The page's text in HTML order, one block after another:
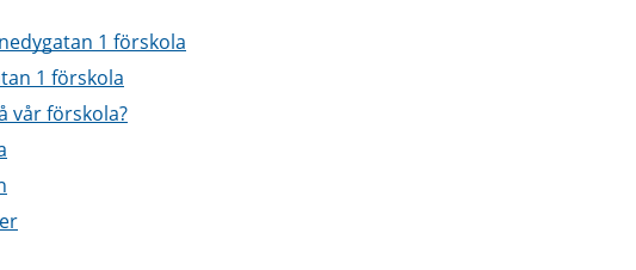
1 förskola
1 förskola
vår förskola?